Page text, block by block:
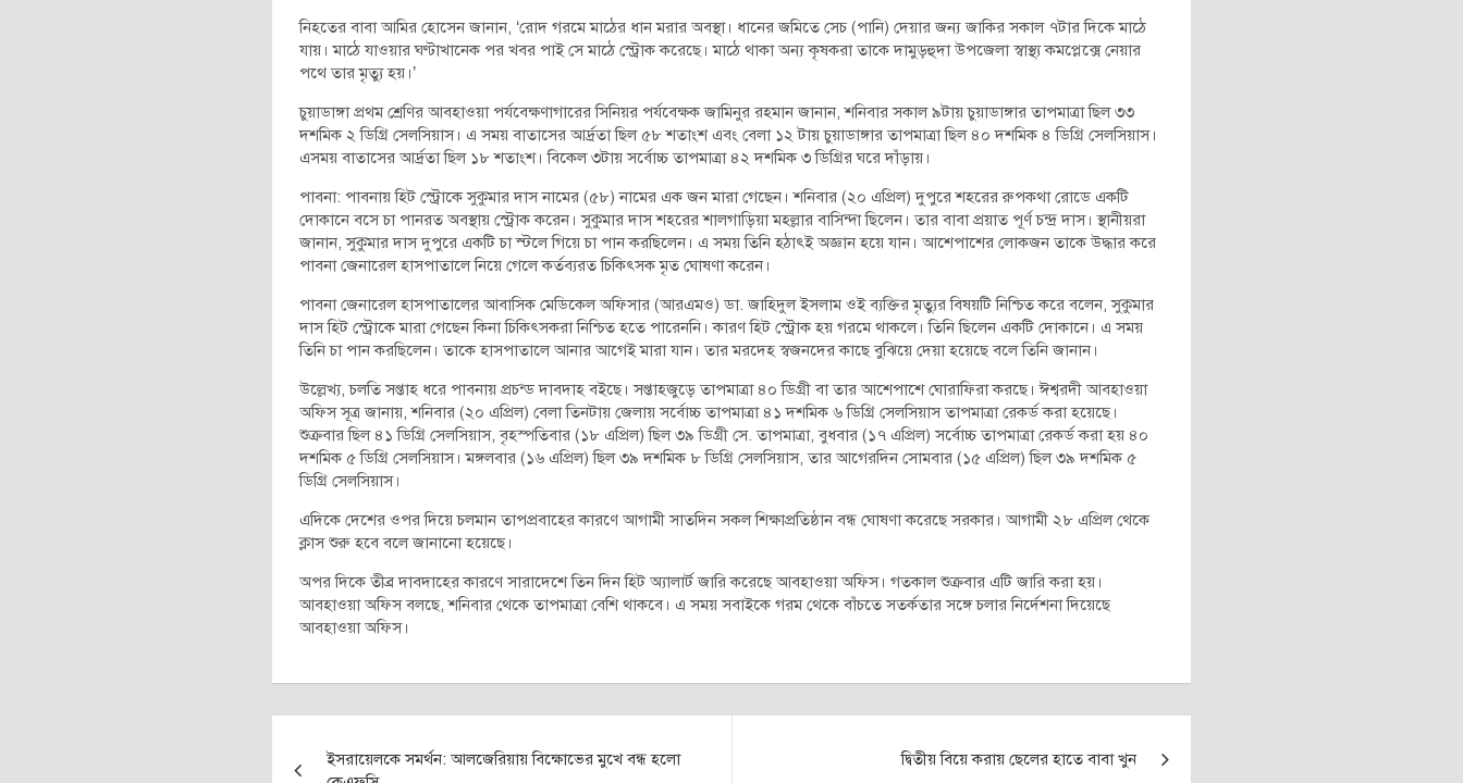
নিহতের বাবা আমির হোসেন জানান, ‌‘রোদ গরমে মাঠের ধান মরার অবস্থা। ধানের জমিতে সেচ (পানি) দেয়ার জন্য জাকির সকাল ৭টার দিকে মাঠে
যায়। মাঠে যাওয়ার ঘণ্টাখানেক পর খবর পাই সে মাঠে স্ট্রোক করেছে। মাঠে থাকা অন্য কৃষকরা তাকে দামুড়হুদা উপজেলা স্বাস্থ্য কমপ্লেক্সে নেয়ার
পথে তার মৃত্যু হয়।’
চুয়াডাঙ্গা প্রথম শ্রেণির আবহাওয়া পর্যবেক্ষণাগারের সিনিয়র পর্যবেক্ষক জামিনুর রহমান জানান, শনিবার সকাল ৯টায় চুয়াডাঙ্গার তাপমাত্রা ছিল ৩৩
দশমিক ২ ডিগ্রি সেলসিয়াস। এ সময় বাতাসের আর্দ্রতা ছিল ৫৮ শতাংশ এবং বেলা ১২ টায় চুয়াডাঙ্গার তাপমাত্রা ছিল ৪০ দশমিক ৪ ডিগ্রি সেলসিয়াস।
এসময় বাতাসের আর্দ্রতা ছিল ১৮ শতাংশ। বিকেল ৩টায় সর্বোচ্চ তাপমাত্রা ৪২ দশমিক ৩ ডিগ্রির ঘরে দাঁড়ায়।
পাবনা: পাবনায় হিট স্ট্রোকে সুকুমার দাস নামের (৫৮) নামের এক জন মারা গেছেন। শনিবার (২০ এপ্রিল) দুপুরে শহরের রুপকথা রোডে একটি
দোকানে বসে চা পানরত অবস্থায় স্ট্রোক করেন। সুকুমার দাস শহরের শালগাড়িয়া মহল্লার বাসিন্দা ছিলেন। তার বাবা প্রয়াত পূর্ণ চন্দ্র দাস। স্থানীয়রা
জানান, সুকুমার দাস দুপুরে একটি চা স্টলে গিয়ে চা পান করছিলেন। এ সময় তিনি হঠাৎই অজ্ঞান হয়ে যান। আশেপাশের লোকজন তাকে উদ্ধার করে
পাবনা জেনারেল হাসপাতালে নিয়ে গেলে কর্তব্যরত চিকিৎসক মৃত ঘোষণা করেন।
পাবনা জেনারেল হাসপাতালের আবাসিক মেডিকেল অফিসার (আরএমও) ডা. জাহিদুল ইসলাম ওই ব্যক্তির মৃত্যুর বিষয়টি নিশ্চিত করে বলেন, সুকুমার
দাস হিট স্ট্রোকে মারা গেছেন কিনা চিকিৎসকরা নিশ্চিত হতে পারেননি। কারণ হিট স্ট্রোক হয় গরমে থাকলে। তিনি ছিলেন একটি দোকানে। এ সময়
তিনি চা পান করছিলেন। তাকে হাসপাতালে আনার আগেই মারা যান। তার মরদেহ স্বজনদের কাছে বুঝিয়ে দেয়া হয়েছে বলে তিনি জানান।
উল্লেখ্য, চলতি সপ্তাহ ধরে পাবনায় প্রচন্ড দাবদাহ বইছে। সপ্তাহজুড়ে তাপমাত্রা ৪০ ডিগ্রী বা তার আশেপাশে ঘোরাফিরা করছে। ঈশ্বরদী আবহাওয়া
অফিস সূত্র জানায়, শনিবার (২০ এপ্রিল) বেলা তিনটায় জেলায় সর্বোচ্চ তাপমাত্রা ৪১ দশমিক ৬ ডিগ্রি সেলসিয়াস তাপমাত্রা রেকর্ড করা হয়েছে।
শুক্রবার ছিল ৪১ ডিগ্রি সেলসিয়াস, বৃহস্পতিবার (১৮ এপ্রিল) ছিল ৩৯ ডিগ্রী সে. তাপমাত্রা, বুধবার (১৭ এপ্রিল) সর্বোচ্চ তাপমাত্রা রেকর্ড করা হয় ৪০
দশমিক ৫ ডিগ্রি সেলসিয়াস। মঙ্গলবার (১৬ এপ্রিল) ছিল ৩৯ দশমিক ৮ ডিগ্রি সেলসিয়াস, তার আগেরদিন সোমবার (১৫ এপ্রিল) ছিল ৩৯ দশমিক ৫
ডিগ্রি সেলসিয়াস।
এদিকে দেশের ওপর দিয়ে চলমান তাপপ্রবাহের কারণে আগামী সাতদিন সকল শিক্ষাপ্রতিষ্ঠান বন্ধ ঘোষণা করেছে সরকার। আগামী ২৮ এপ্রিল থেকে
ক্লাস শুরু হবে বলে জানানো হয়েছে।
অপর দিকে তীব্র দাবদাহের কারণে সারাদেশে তিন দিন হিট অ্যালার্ট জারি করেছে আবহাওয়া অফিস। গতকাল শুক্রবার এটি জারি করা হয়।
আবহাওয়া অফিস বলছে, শনিবার থেকে তাপমাত্রা বেশি থাকবে। এ সময় সবাইকে গরম থেকে বাঁচতে সতর্কতার সঙ্গে চলার নির্দেশনা দিয়েছে
আবহাওয়া অফিস।
ইসরায়েলকে সমর্থন: আলজেরিয়ায় বিক্ষোভের মুখে বন্ধ হলো
দ্বিতীয় বিয়ে করায় ছেলের হাতে বাবা খুন